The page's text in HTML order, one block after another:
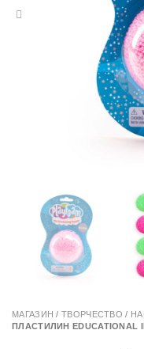
МАГАЗИН /ТВОРЧЕСТВО /
ПЛАСТИЛИН